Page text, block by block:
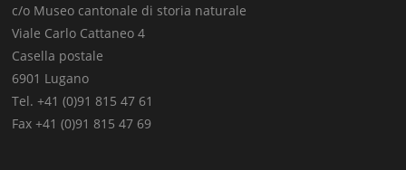
c/o Museo cantonale di storia naturale
Viale Carlo Cattaneo 4
Casella postale
6901 Lugano
Tel. +41 (0)91 815 47 61
Fax +41 (0)91 815 47 69